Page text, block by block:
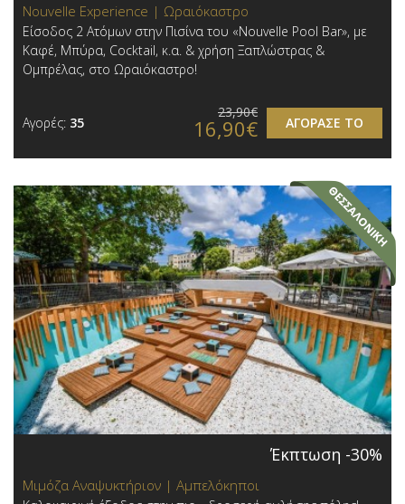
Nouvelle Experience | Ωραιόκαστρο
Είσοδος 2 Ατόμων στην Πισίνα του «Nouvelle Pool Bar», με
Καφέ, Μπύρα, Cocktail, κ.α. & χρήση Ξαπλώστρας &
Ομπρέλας, στο Ωραιόκαστρο!
Αγορές: 35 ΑΓΟΡΑΣΕ ΤΟ
23,90€
16,90€
Έκπτωση -30%
Μιμόζα Αναψυκτήριον | Αμπελόκηποι